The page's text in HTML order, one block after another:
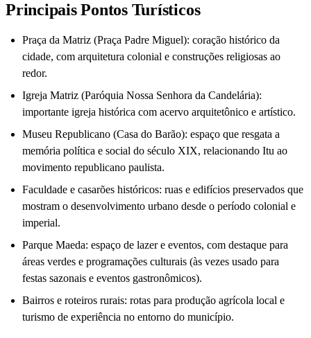
Principais Pontos Turísticos
Praça da Matriz (Praça Padre Miguel): coração histórico da
cidade, com arquitetura colonial e construções religiosas ao
redor.
Igreja Matriz (Paróquia Nossa Senhora da Candelária):
importante igreja histórica com acervo arquitetônico e artístico.
Museu Republicano (Casa do Barão): espaço que resgata a
memória política e social do século XIX, relacionando Itu ao
movimento republicano paulista.
Faculdade e casarões históricos: ruas e edifícios preservados que
mostram o desenvolvimento urbano desde o período colonial e
imperial.
Parque Maeda: espaço de lazer e eventos, com destaque para
áreas verdes e programações culturais (às vezes usado para
festas sazonais e eventos gastronômicos).
Bairros e roteiros rurais: rotas para produção agrícola local e
turismo de experiência no entorno do município.